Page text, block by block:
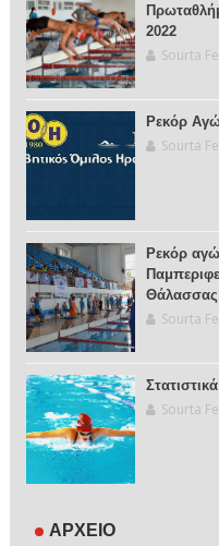
2022
Sourta
Ρεκόρ
Sourta
Ρεκόρ
Θάλασσας
Sourta
Sourta
ΑΡΧΕΙΟ